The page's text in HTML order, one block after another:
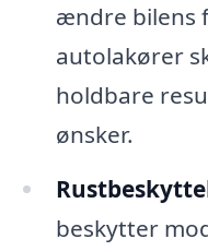
ændre bilens
autolakører
holdbare
ønsker.
beskytter